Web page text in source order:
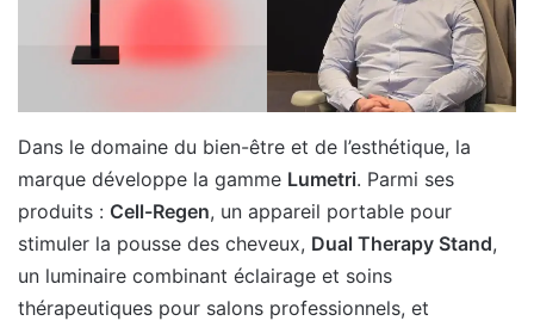
Dans le domaine du bien-être et de l’esthétique, la
marque développe la gamme Lumetri. Parmi ses
produits : Cell-Regen, un appareil portable pour
stimuler la pousse des cheveux, Dual Therapy Stand,
un luminaire combinant éclairage et soins
thérapeutiques pour salons professionnels, et